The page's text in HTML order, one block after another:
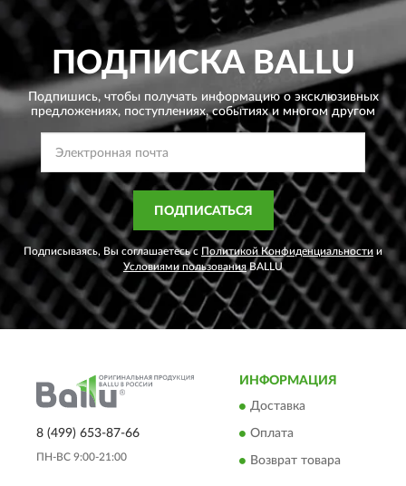
ПОДПИСКАBALLU
Подпишись, чтобы получать информацию о эксклюзивных
предложениях, поступлениях, событиях и многом другом
ПОДПИСАТЬСЯ
Подписываясь, Вы соглашаетесь с Политикой Конфиденциальности и
Условиями пользованияBALLU
8 (499) 653-87-66
ПН-ВС 9:00-21:00
ИНФОРМАЦИЯ
Доставка
Оплата
Возврат товара